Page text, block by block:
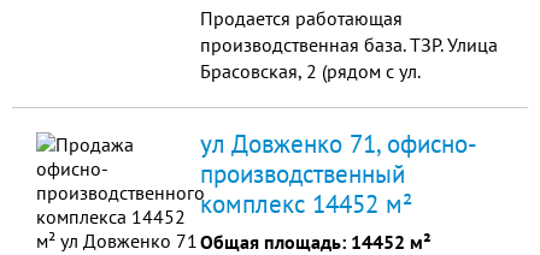
Продается работающая
производственная база. ТЗР. Улица
Брасовская, 2 (рядом с ул.
земельном участке 2,4 Га. В том
числ...
ул Довженко 71, офисно-
производственный
комплекс 14452 м²
Общая площадь: 14452 м²